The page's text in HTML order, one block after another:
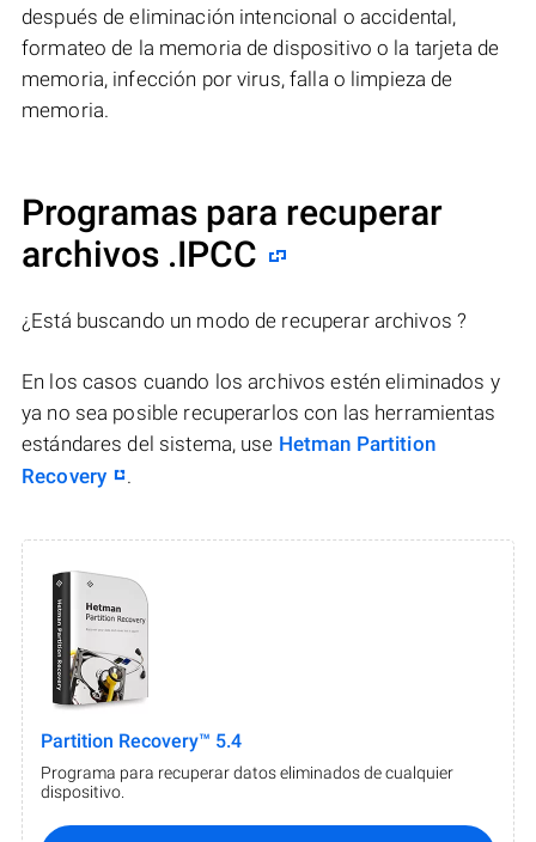
después de eliminación intencional o accidental,
formateo de la memoria de dispositivo o la tarjeta de
memoria, infección por virus, falla o limpieza de
memoria.
Programas para recuperar
archivos .IPCC
¿Está buscando un modo de recuperar archivos ?
En los casos cuando los archivos estén eliminados y
ya no sea posible recuperarlos con las herramientas
estándares del sistema, use Hetman Partition
Recovery
.
Partition Recovery™ 5.4
Programa para recuperar datos eliminados de cualquier
dispositivo.